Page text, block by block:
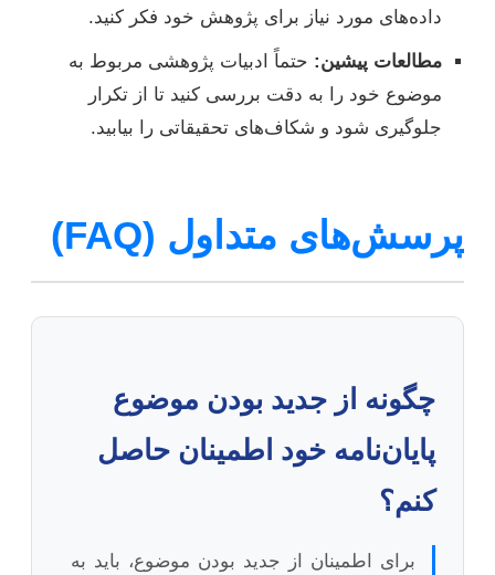
داده‌های مورد نیاز برای پژوهش خود فکر کنید.
مطالعات پیشین: حتماً ادبیات پژوهشی مربوط به
موضوع خود را به دقت بررسی کنید تا از تکرار
جلوگیری شود و شکاف‌های تحقیقاتی را بیابید.
پرسش‌های متداول (FAQ)
چگونه از جدید بودن موضوع
پایان‌نامه خود اطمینان حاصل
کنم؟
برای اطمینان از جدید بودن موضوع، باید به